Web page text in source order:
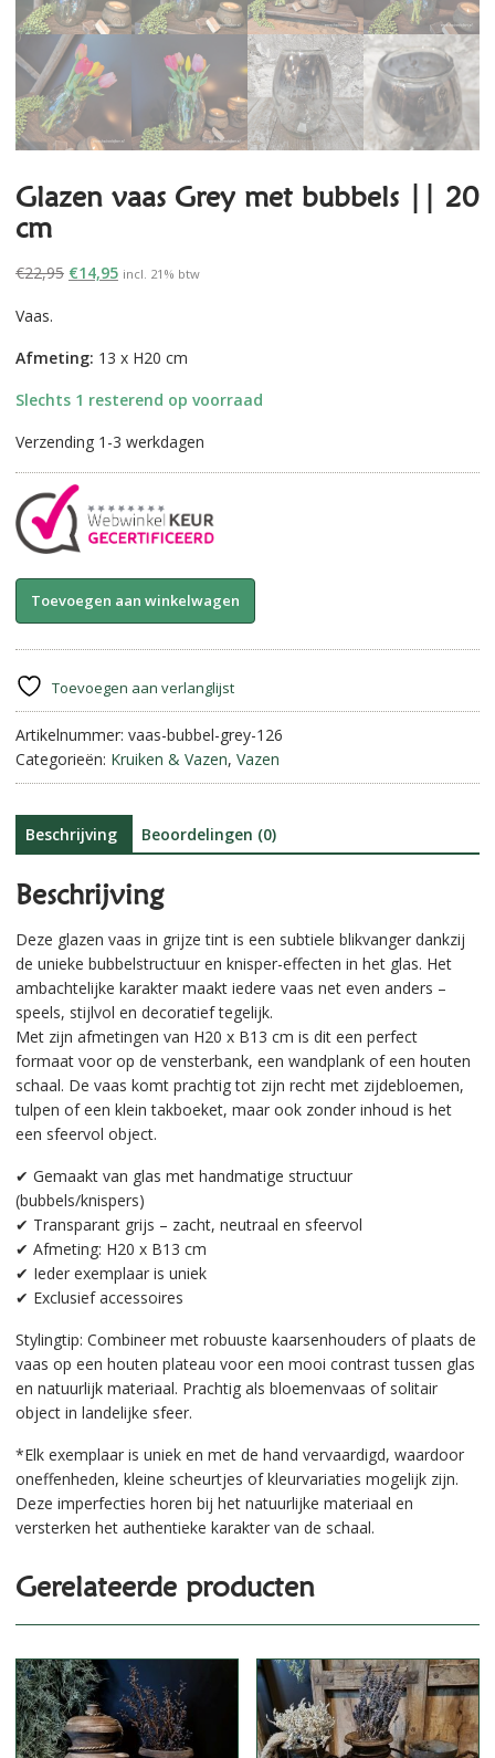
Glazen vaas Grey met bubbels || 20
cm
€22,95 Oorspronkelijke
€14,95Huidige
incl. 21% btw
Vaas.
Afmeting: 13 x H20 cm
Slechts 1 resterend op voorraad
Verzending 1-3 werkdagen
Glazen
vaas
bubbels
||
20
cm
aantal
Toevoegen aan winkelwagen
n
a
t
i
e
:
Toevoegen aan verlanglijst
Artikelnummer: vaas-bubbel-grey-126
Categorieën: Kruiken & Vazen, Vazen
Beschrijving Beoordelingen (0)
Beschrijving
Deze glazen vaas in grijze tint is een subtiele blikvanger dankzij
de unieke bubbelstructuur en knisper-effecten in het glas. Het
ambachtelijke karakter maakt iedere vaas net even anders –
speels, stijlvol en decoratief tegelijk.
Met zijn afmetingen van H20 x B13 cm is dit een perfect
formaat voor op de vensterbank, een wandplank of een houten
schaal. De vaas komt prachtig tot zijn recht met zijdebloemen,
tulpen of een klein takboeket, maar ook zonder inhoud is het
een sfeervol object.
✔ Gemaakt van glas met handmatige structuur
(bubbels/knispers)
✔ Transparant grijs – zacht, neutraal en sfeervol
✔ Afmeting: H20 x B13 cm
✔ Ieder exemplaar is uniek
✔ Exclusief accessoires
Stylingtip: Combineer met robuuste kaarsenhouders of plaats de
vaas op een houten plateau voor een mooi contrast tussen glas
en natuurlijk materiaal. Prachtig als bloemenvaas of solitair
object in landelijke sfeer.
*Elk exemplaar is uniek en met de hand vervaardigd, waardoor
oneffenheden, kleine scheurtjes of kleurvariaties mogelijk zijn.
Deze imperfecties horen bij het natuurlijke materiaal en
versterken het authentieke karakter van de schaal.
Gerelateerde producten